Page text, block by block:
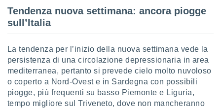
Tendenza nuova settimana: ancora piogge
sull’Italia
La tendenza per l’inizio della nuova settimana vede la
persistenza di una circolazione depressionaria in area
mediterranea, pertanto si prevede cielo molto nuvoloso
o coperto a Nord-Ovest e in Sardegna con possibili
piogge, più frequenti su basso Piemonte e Liguria,
tempo migliore sul Triveneto, dove non mancheranno